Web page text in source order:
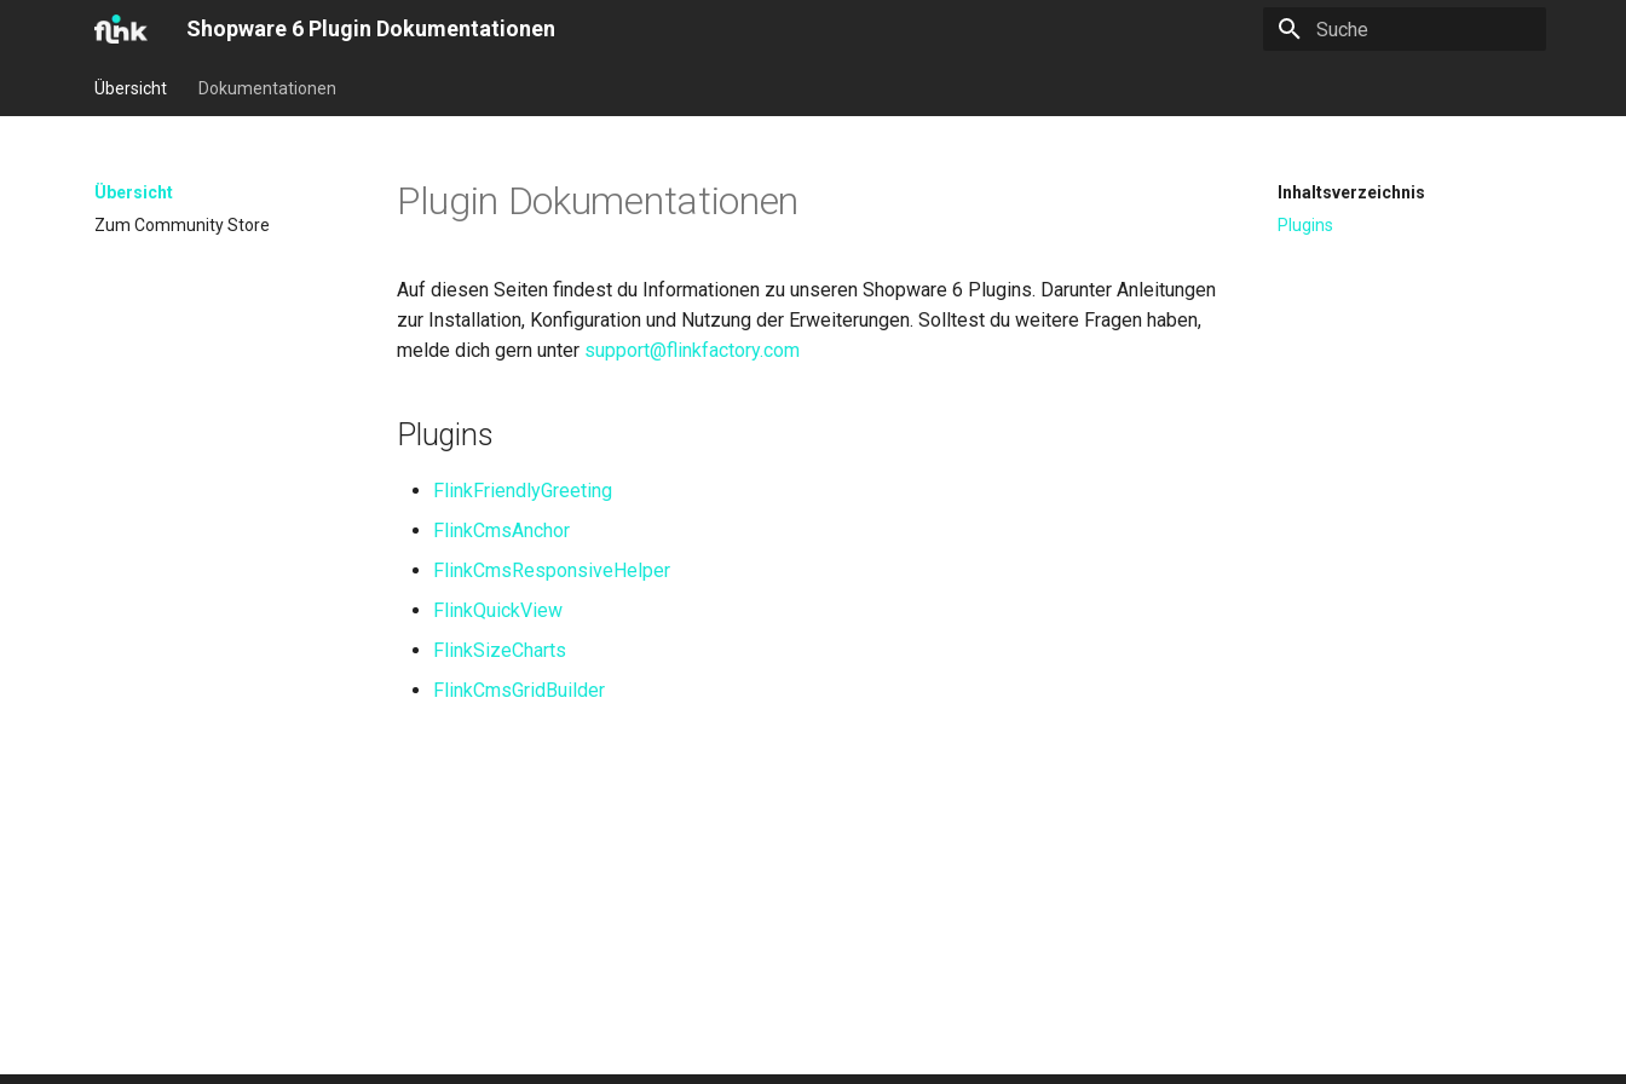
Shopware 6 Plugin Dokumentationen
Übersicht Dokumentationen
Übersicht
Zum Community Store
Inhaltsverzeichnis
Plugins
Plugin Dokumentationen
Auf diesen Seiten findest du Informationen zu unseren Shopware 6 Plugins. Darunter Anleitungen
zur Installation, Konfiguration und Nutzung der Erweiterungen. Solltest du weitere Fragen haben,
melde dich gern unter support@flinkfactory.com
Plugins
FlinkFriendlyGreeting
FlinkCmsAnchor
FlinkCmsResponsiveHelper
FlinkQuickView
FlinkSizeCharts
FlinkCmsGridBuilder